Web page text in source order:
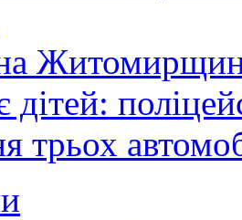
Житомирщині
дітей:
трьох